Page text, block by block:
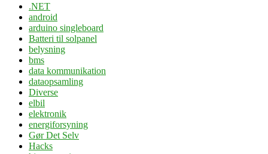
.NET
android
arduino singleboard
Batteri til solpanel
belysning
bms
data kommunikation
dataopsamling
Diverse
elbil
elektronik
energiforsyning
Gør Det Selv
Hacks